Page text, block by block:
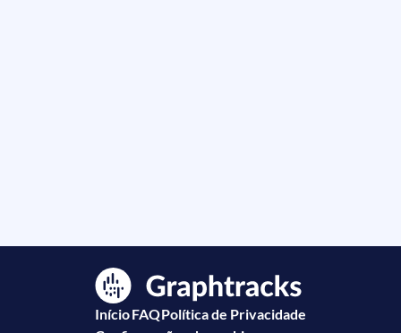
InícioFAQPolítica de Privacidade